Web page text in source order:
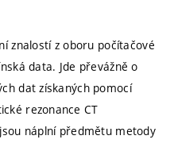
znalostí z oboru počítačové
data. Jde převážně o
dat získaných pomocí
rezonance CT
náplní předmětu metody